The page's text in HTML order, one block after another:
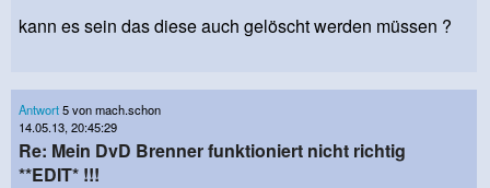
kann es sein das diese auch gelöscht werden müssen ?
Antwort5 von mach.schon
14.05.13, 20:45:29
Re: Mein DvD Brenner funktioniert nicht richtig
**EDIT* !!!